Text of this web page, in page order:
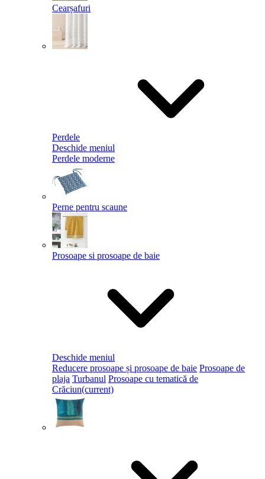
Cearșafuri
Perdele
Deschide meniul
Perdele moderne
Perne pentru scaune
Prosoape si prosoape de baie
Deschide meniul
Reducere prosoape și prosoape de baie Prosoape de
plaja Turbanul Prosoape cu tematică de
Crăciun(current)